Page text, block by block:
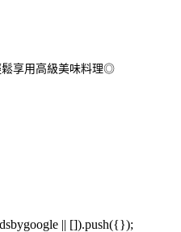
享用高級美味料理◎
|| []).push({});